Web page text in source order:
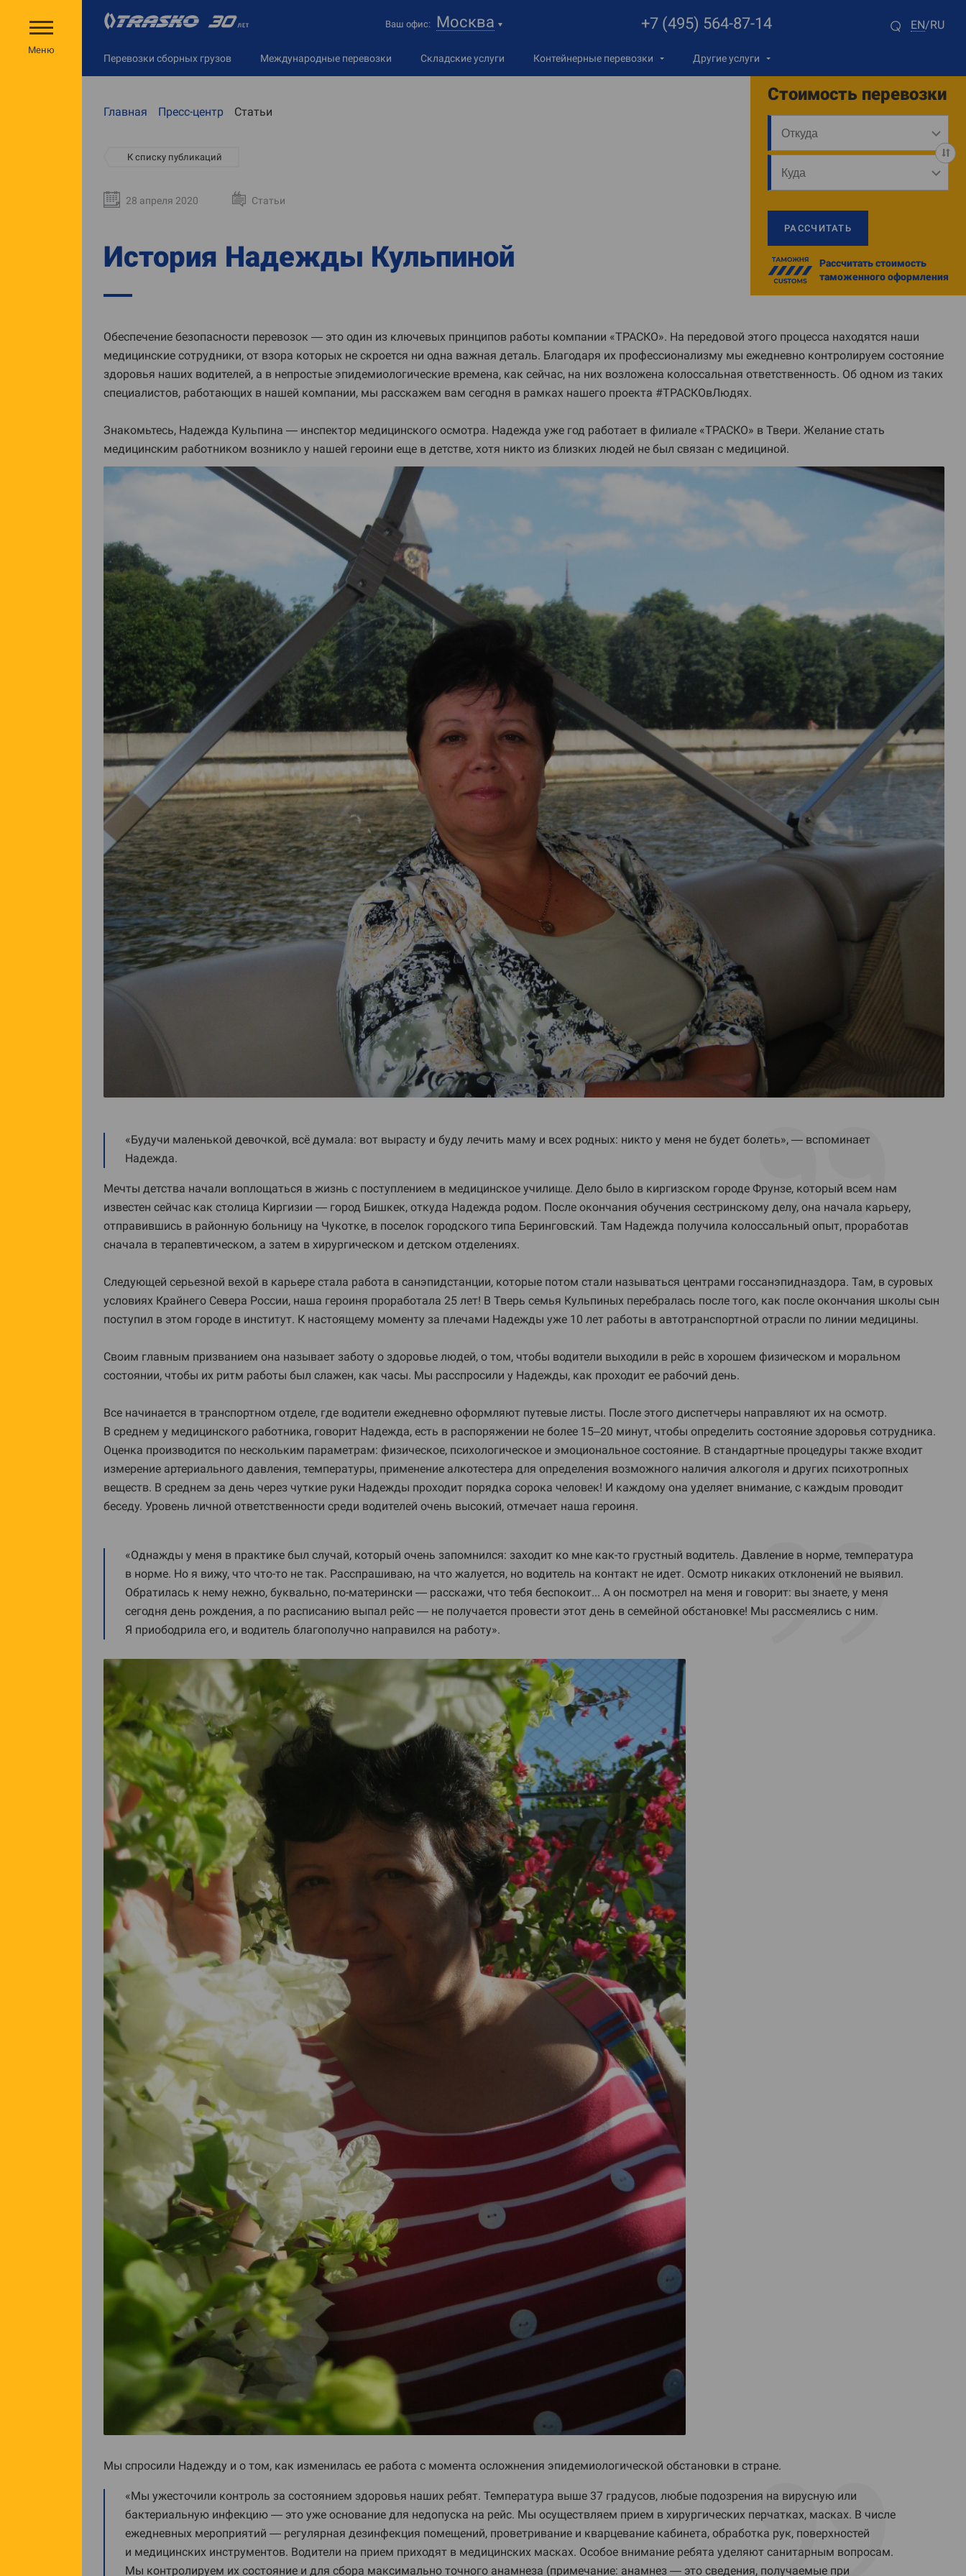
Меню
Ваш офис: Москва +7 (495) 564-87-14 EN/RU
Перевозки сборных грузов Международные перевозки Складские услуги Контейнерные перевозки Другие услуги
Главная Пресс-центр Статьи
Стоимость перевозки
РАССЧИТАТЬ
Рассчитать стоимость
таможенного оформления
К списку публикаций
28 апреля 2020 Статьи
История Надежды Кульпиной
Обеспечение безопасности перевозок — это один из ключевых принципов работы компании «ТРАСКО». На передовой этого процесса находятся наши
медицинские сотрудники, от взора которых не скроется ни одна важная деталь. Благодаря их профессионализму мы ежедневно контролируем состояние
здоровья наших водителей, а в непростые эпидемиологические времена, как сейчас, на них возложена колоссальная ответственность. Об одном из таких
специалистов, работающих в нашей компании, мы расскажем вам сегодня в рамках нашего проекта #ТРАСКОвЛюдях.
Знакомьтесь, Надежда Кульпина — инспектор медицинского осмотра. Надежда уже год работает в филиале «ТРАСКО» в Твери. Желание стать
медицинским работником возникло у нашей героини еще в детстве, хотя никто из близких людей не был связан с медициной.
«Будучи маленькой девочкой, всё думала: вот вырасту и буду лечить маму и всех родных: никто у меня не будет болеть», — вспоминает
Надежда.
Мечты детства начали воплощаться в жизнь с поступлением в медицинское училище. Дело было в киргизском городе Фрунзе, который всем нам
известен сейчас как столица Киргизии — город Бишкек, откуда Надежда родом. После окончания обучения сестринскому делу, она начала карьеру,
отправившись в районную больницу на Чукотке, в поселок городского типа Беринговский. Там Надежда получила колоссальный опыт, проработав
сначала в терапевтическом, а затем в хирургическом и детском отделениях.
Следующей серьезной вехой в карьере стала работа в санэпидстанции, которые потом стали называться центрами госсанэпидназдора. Там, в суровых
условиях Крайнего Севера России, наша героиня проработала 25 лет! В Тверь семья Кульпиных перебралась после того, как после окончания школы сын
поступил в этом городе в институт. К настоящему моменту за плечами Надежды уже 10 лет работы в автотранспортной отрасли по линии медицины.
Своим главным призванием она называет заботу о здоровье людей, о том, чтобы водители выходили в рейс в хорошем физическом и моральном
состоянии, чтобы их ритм работы был слажен, как часы. Мы расспросили у Надежды, как проходит ее рабочий день.
Все начинается в транспортном отделе, где водители ежедневно оформляют путевые листы. После этого диспетчеры направляют их на осмотр.
В среднем у медицинского работника, говорит Надежда, есть в распоряжении не более 15–20 минут, чтобы определить состояние здоровья сотрудника.
Оценка производится по нескольким параметрам: физическое, психологическое и эмоциональное состояние. В стандартные процедуры также входит
измерение артериального давления, температуры, применение алкотестера для определения возможного наличия алкоголя и других психотропных
веществ. В среднем за день через чуткие руки Надежды проходит порядка сорока человек! И каждому она уделяет внимание, с каждым проводит
беседу. Уровень личной ответственности среди водителей очень высокий, отмечает наша героиня.
«Однажды у меня в практике был случай, который очень запомнился: заходит ко мне как-то грустный водитель. Давление в норме, температура
в норме. Но я вижу, что что-то не так. Расспрашиваю, на что жалуется, но водитель на контакт не идет. Осмотр никаких отклонений не выявил.
Обратилась к нему нежно, буквально, по-матерински — расскажи, что тебя беспокоит... А он посмотрел на меня и говорит: вы знаете, у меня
сегодня день рождения, а по расписанию выпал рейс — не получается провести этот день в семейной обстановке! Мы рассмеялись с ним.
Я приободрила его, и водитель благополучно направился на работу».
Мы спросили Надежду и о том, как изменилась ее работа с момента осложнения эпидемиологической обстановки в стране.
«Мы ужесточили контроль за состоянием здоровья наших ребят. Температура выше 37 градусов, любые подозрения на вирусную или
бактериальную инфекцию — это уже основание для недопуска на рейс. Мы осуществляем прием в хирургических перчатках, масках. В числе
ежедневных мероприятий — регулярная дезинфекция помещений, проветривание и кварцевание кабинета, обработка рук, поверхностей
и медицинских инструментов. Водители на прием приходят в медицинских масках. Особое внимание ребята уделяют санитарным вопросам.
Мы контролируем их состояние и для сбора максимально точного анамнеза (примечание: анамнез — это сведения, получаемые при